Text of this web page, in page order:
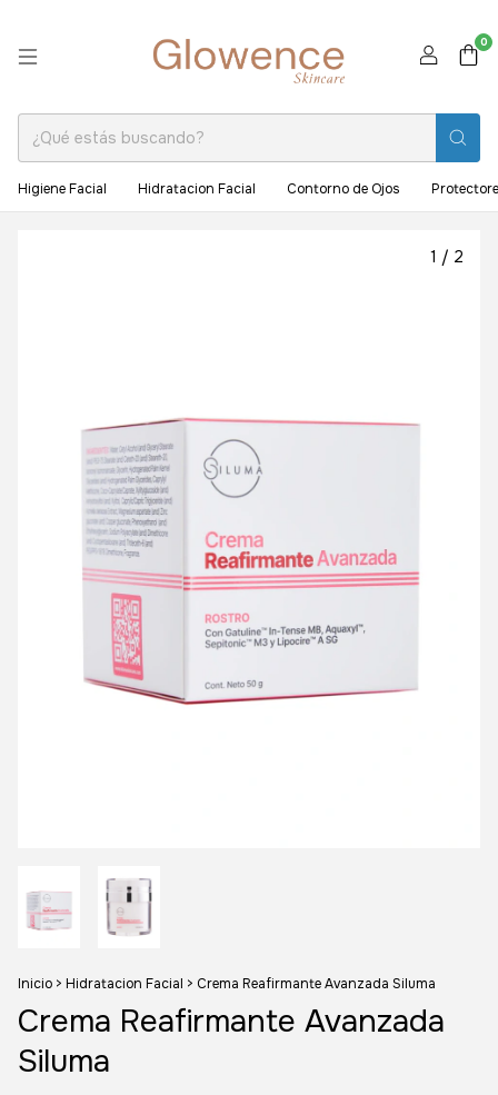
0
Higiene Facial Hidratacion Facial Contorno de Ojos
1 / 2
Inicio > Hidratacion Facial > Crema Reafirmante Avanzada Siluma
Crema Reafirmante Avanzada
Siluma